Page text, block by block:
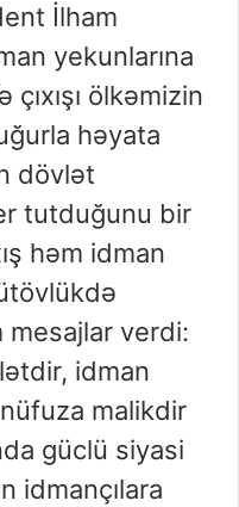
İlham
yekunlarına
ölkəmizin
həyata
dövlət
tutduğunu bir
həm idman
verdi:
idman
malikdir
güclü siyasi
idmançılara